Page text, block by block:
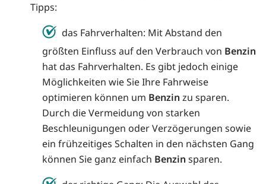
Tipps:
das Fahrverhalten: Mit Abstand den
größten Einfluss auf den Verbrauch von Benzin
hat das Fahrverhalten. Es gibt jedoch einige
Möglichkeiten wie Sie Ihre Fahrweise
optimieren können um Benzin zu sparen.
Durch die Vermeidung von starken
Beschleunigungen oder Verzögerungen sowie
ein frühzeitiges Schalten in den nächsten Gang
können Sie ganz einfach Benzin sparen.